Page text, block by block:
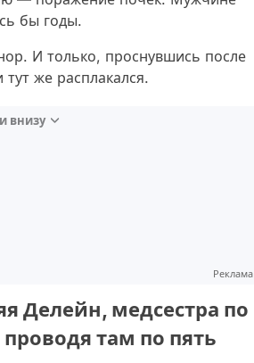
бы годы.
И только, проснувшись после
же расплакался.
внизу
Реклама
Делейн, медсестра по
там по пять